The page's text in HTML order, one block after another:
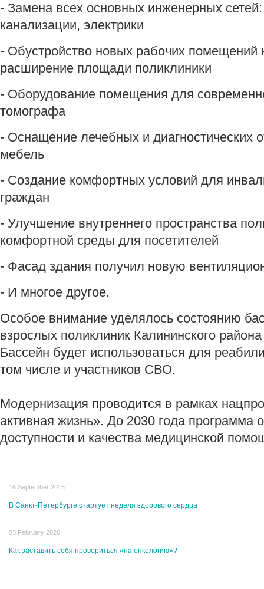
- Замена всех основных инженерных
канализации, электрики
- Обустройство новых рабочих помещений
расширение площади поликлиники
- Оборудование помещения для
томографа
- Оснащение лечебных и диагностических
мебель
- Создание комфортных условий для
граждан
- Улучшение внутреннего пространства
комфортной среды для посетителей
- Фасад здания получил новую
- И многое другое.
Особое внимание уделялось состоянию
взрослых поликлиник Калининского
Бассейн будет использоваться для
том числе и участников СВО.
Модернизация проводится в рамках
активная жизнь». До 2030 года программа
доступности и качества медицинской
16 September 2015
В Санкт-Петербурге стартует неделя здорового сердца
03 February 2026
Как заставить себя провериться «на онкологию»?